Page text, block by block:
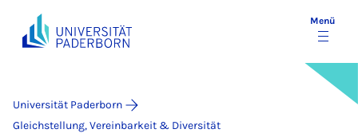
Menü
Universität Paderborn
Gleichstellung, Vereinbarkeit & Diversität